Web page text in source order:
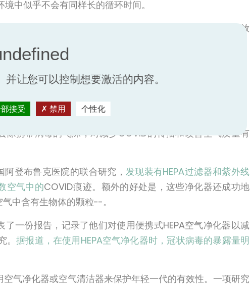
中似乎不会有同样长的循环时间。
统。但随着一系列便携式空气净化器的出现，有小到可以放
病毒，但它们将在很大程度上去除大部分传染性飞沫。
和其他病毒的风险？
携带病毒的飞沫，对减少COVID的传播和改善空气质量有
登布鲁克医院的联合研究， 发现装有HEPA过滤器和紫外线
空气中的COVID痕迹。额外的好处是，这些净化器还成功地
中含有生物体的颗粒--。
一份报告，记录了他们对使用便携式HEPA空气净化器以减
。据报道，在使用HEPA空气净化器时，冠状病毒的暴露量明
气净化器或空气清洁器来保护年轻一代的有效性。一项研究
让您可以控制想要激活的内容。
接受 禁用 个性化